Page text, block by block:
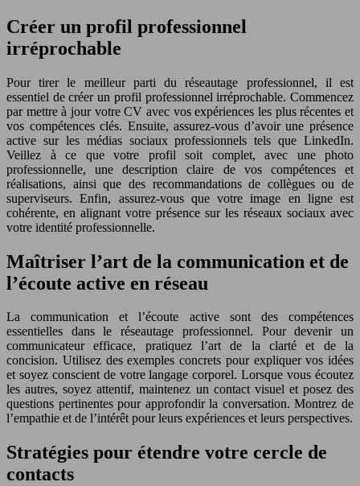
Créer un profil professionnel
irréprochable
Pour tirer le meilleur parti du réseautage professionnel, il est
essentiel de créer un profil professionnel irréprochable. Commencez
par mettre à jour votre CV avec vos expériences les plus récentes et
vos compétences clés. Ensuite, assurez-vous d’avoir une présence
active sur les médias sociaux professionnels tels que LinkedIn.
Veillez à ce que votre profil soit complet, avec une photo
professionnelle, une description claire de vos compétences et
réalisations, ainsi que des recommandations de collègues ou de
superviseurs. Enfin, assurez-vous que votre image en ligne est
cohérente, en alignant votre présence sur les réseaux sociaux avec
votre identité professionnelle.
Maîtriser l’art de la communication et de
l’écoute active en réseau
La communication et l’écoute active sont des compétences
essentielles dans le réseautage professionnel. Pour devenir un
communicateur efficace, pratiquez l’art de la clarté et de la
concision. Utilisez des exemples concrets pour expliquer vos idées
et soyez conscient de votre langage corporel. Lorsque vous écoutez
les autres, soyez attentif, maintenez un contact visuel et posez des
questions pertinentes pour approfondir la conversation. Montrez de
l’empathie et de l’intérêt pour leurs expériences et leurs perspectives.
Stratégies pour étendre votre cercle de
contacts